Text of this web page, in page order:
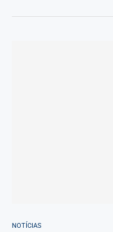
NOTÍCIAS